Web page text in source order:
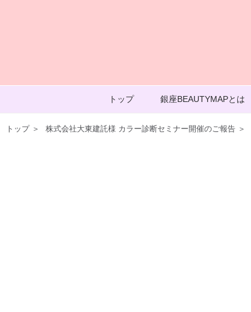
トップ 銀座BEAUTYMAPとは
トップ＞ 株式会社大東建託様 カラー診断セミナー開催のご報告 ＞